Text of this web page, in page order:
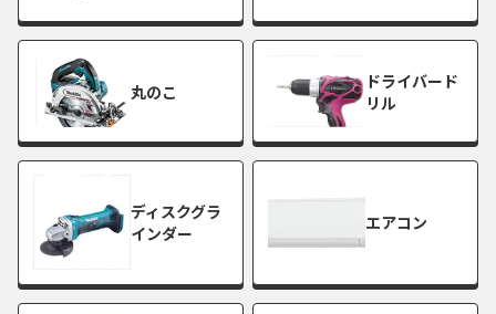
丸のこ
ドライバード
リル
ディスクグラ
インダー
エアコン